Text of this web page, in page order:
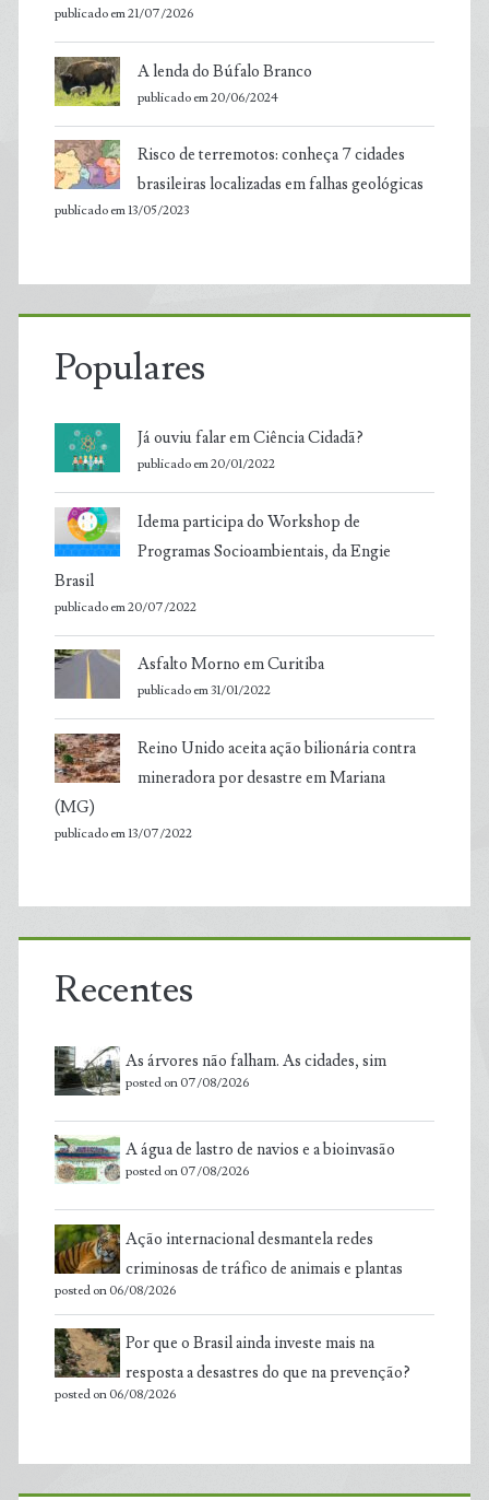
publicado em 21/07/2026
A lenda do Búfalo Branco
publicado em 20/06/2024
Risco de terremotos: conheça 7 cidades
brasileiras localizadas em falhas geológicas
publicado em 13/05/2023
Populares
Já ouviu falar em Ciência Cidadã?
publicado em 20/01/2022
Idema participa do Workshop de
Programas Socioambientais, da Engie
Brasil
publicado em 20/07/2022
Asfalto Morno em Curitiba
publicado em 31/01/2022
Reino Unido aceita ação bilionária contra
mineradora por desastre em Mariana
(MG)
publicado em 13/07/2022
Recentes
As árvores não falham. As cidades, sim
posted on 07/08/2026
A água de lastro de navios e a bioinvasão
posted on 07/08/2026
Ação internacional desmantela redes
criminosas de tráfico de animais e plantas
posted on 06/08/2026
Por que o Brasil ainda investe mais na
resposta a desastres do que na prevenção?
posted on 06/08/2026